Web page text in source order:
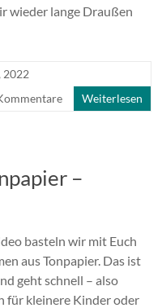
wieder lange Draußen
2022
Weiterlesen
–
basteln wir mit Euch
aus Tonpapier. Das ist
geht schnell – also
für kleinere Kinder oder